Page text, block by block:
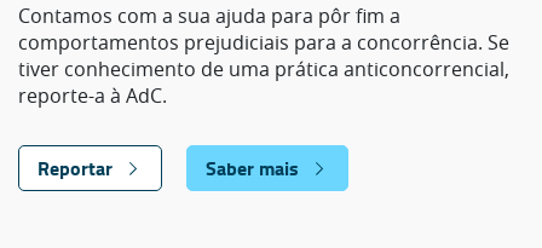
Contamos com a sua ajuda para pôr fim a
comportamentos prejudiciais para a concorrência. Se
tiver conhecimento de uma prática anticoncorrencial,
reporte-a à AdC.
Reportar Saber mais